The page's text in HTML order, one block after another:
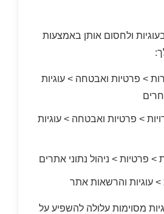
ולחסום אותן באמצעות
> פרטיות ואבטחה > עוגיות
> פרטיות ואבטחה > עוגיות
> פרטיות > ניהול נתוני אתרים
> עוגיות והרשאות אתר
מסוימות עלולה להשפיע על